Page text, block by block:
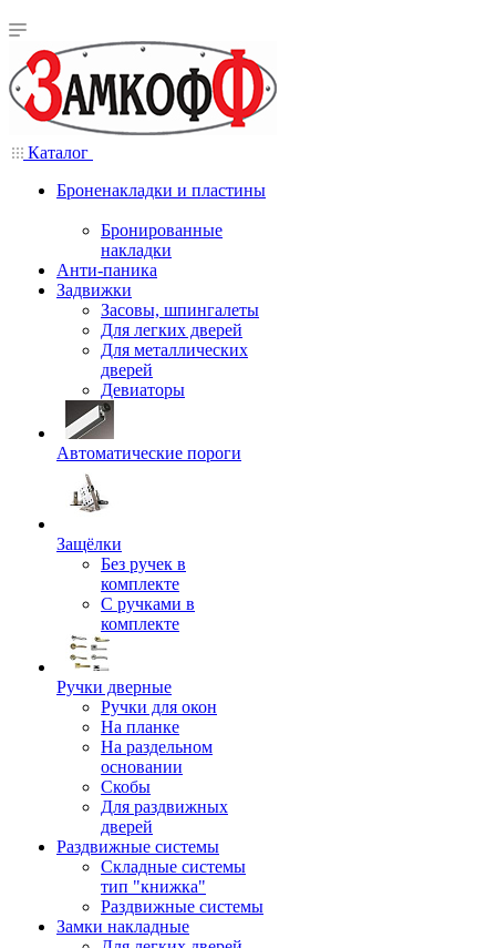
Каталог
Броненакладки и пластины
Бронированные
накладки
Анти-паника
Задвижки
Засовы, шпингалеты
Для легких дверей
Для металлических
дверей
Девиаторы
Автоматические пороги
Защёлки
Без ручек в
комплекте
С ручками в
комплекте
Ручки дверные
Ручки для окон
На планке
На раздельном
основании
Скобы
Для раздвижных
дверей
Раздвижные системы
Складные системы
тип "книжка"
Раздвижные системы
Замки накладные